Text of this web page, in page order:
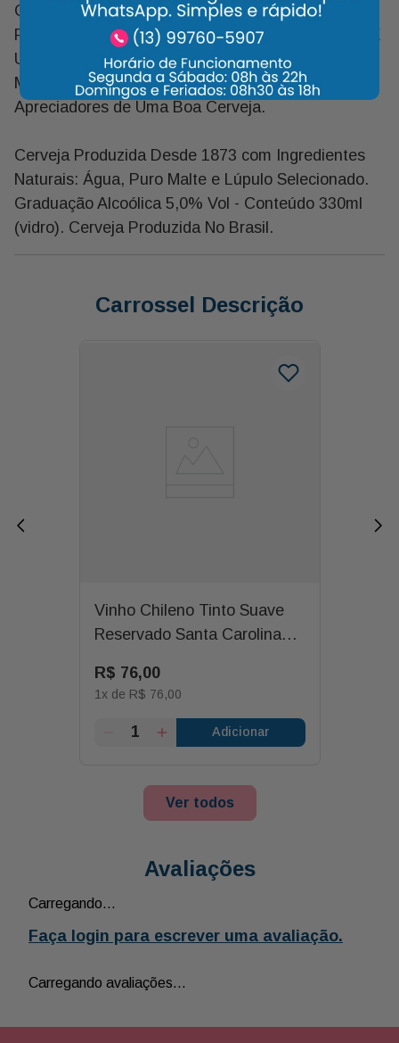
Cerveja Premium Criada Na Holanda, Produzida e
Fermentada com Ingredientes de Alta Qualidade. É
Uma Das Cervejas Mais Famosas e Vendidas do
Mundo e É Bem Considerada Entre Os
Apreciadores de Uma Boa Cerveja.
Cerveja Produzida Desde 1873 com Ingredientes
Naturais: Água, Puro Malte e Lúpulo Selecionado.
Graduação Alcoólica 5,0% Vol - Conteúdo 330ml
(vidro). Cerveja Produzida No Brasil.
Carrossel Descrição
Vinho Chileno Tinto Suave
Reservado Santa Carolina
R$ 76,00
1x de R$ 76,00
Adicionar
Ver todos
Avaliações
Carregando…
Faça login para escrever uma avaliação.
Carregando avaliações…